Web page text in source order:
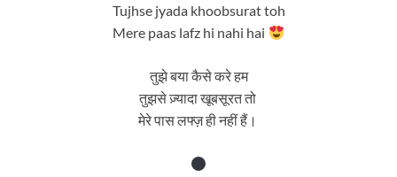
Tujhse jyada khoobsurat toh
Mere paas lafz hi nahi hai
तुझे बया कैसे करे हम
तुझसे ज़्यादा खूबसूरत तो
मेरे पास लफ्ज़ ही नहीं हैं।